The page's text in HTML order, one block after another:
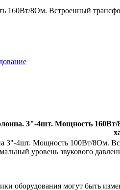
160Вт/8Ом. Встроенный
3"-4шт. Мощность 160Вт/
3"-4шт. Мощность 100Вт/8Ом.
уровень звукового
оборудования могут быть